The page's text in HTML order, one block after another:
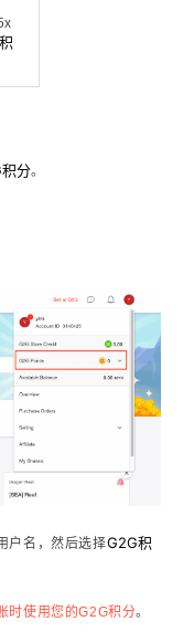
分。
户名，然后选择G2G积
时使用您的G2G积分。